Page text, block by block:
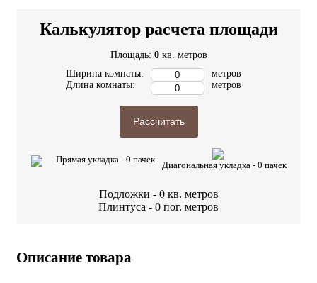
Калькулятор расчета площади
Площадь: 0 кв. метров
Ширина комнаты:
Длина комнаты:
метров
метров
Рассчитать
Прямая укладка - 0 пачек
Диагональная укладка - 0 пачек
Подложки - 0 кв. метров
Плинтуса - 0 пог. метров
Описание товара